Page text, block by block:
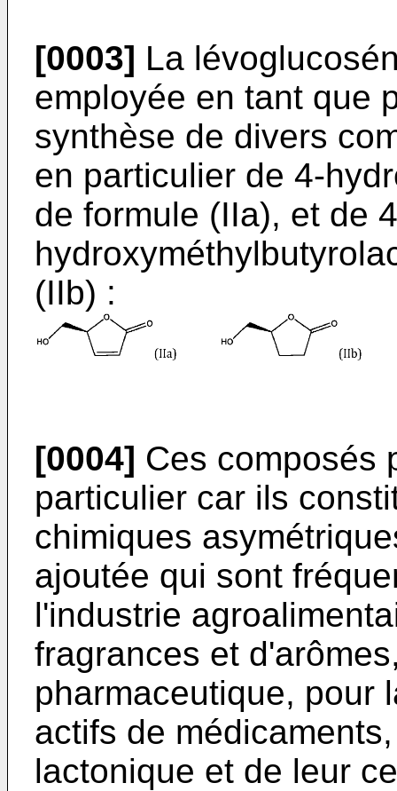
[0003] La
employée en tant que
synthèse de divers
en particulier de 4-
de formule (IIa), et de
(IIb) :
[0004] Ces composés
particulier car ils
chimiques
ajoutée qui sont
l'industrie
fragrances et
pharmaceutique, pour
actifs de
lactonique et de leur